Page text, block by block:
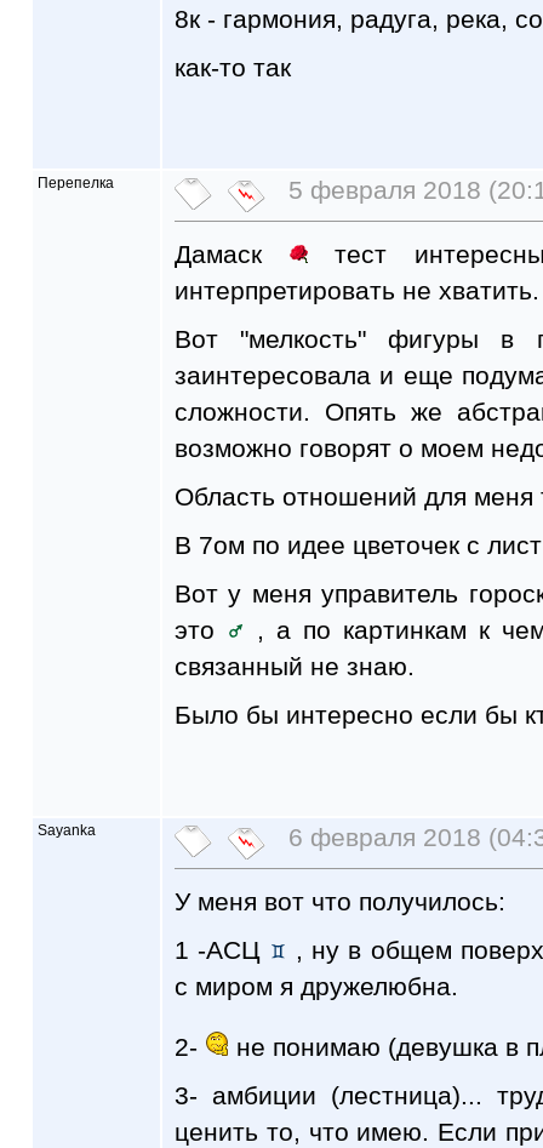
8к - гармония, радуга, река,
как-то так
Перепелка 5 февраля 2018
Дамаск
тест
интерпретировать не хватить.
Вот "мелкость" фигуры в
заинтересовала и еще
сложности. Опять же
возможно говорят о моем
Область отношений для меня
В 7ом по идее цветочек с
Вот у меня управитель
это
, а по картинкам к
связанный не знаю.
Было бы интересно если бы
Sayanka 6 февраля 2018
У меня вот что получилось:
1 -АСЦ
, ну в общем
с миром я дружелюбна.
2-
не понимаю (девушка в
3- амбиции (лестница)...
ценить то, что имею. Если